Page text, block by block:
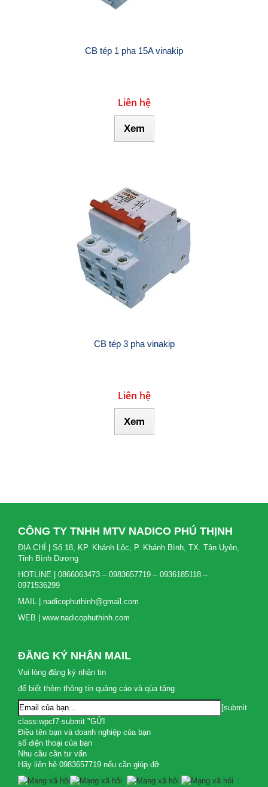
CB tép 1 pha 15A vinakip
Liên hệ
Xem
CB tép 3 pha vinakip
Liên hệ
Xem
CÔNG TY TNHH MTV NADICO PHÚ THỊNH
ĐỊA CHỈ | Số 18, KP. Khánh Lộc, P. Khánh Bình, TX. Tân Uyên,
Tỉnh Bình Dương
HOTLINE | 0866063473 – 0983657719 – 0936185118 –
0971536299
MAIL | nadicophuthinh@gmail.com
WEB | www.nadicophuthinh.com
ĐĂNG KÝ NHẬN MAIL
Vui lòng đăng ký nhận tin
để biết thêm thông tin quảng cáo và qùa tặng
[submit
class:wpcf7-submit "GỬI
Điều tên bạn và doanh nghiệp của bạn
số điện thoại của bạn
Nhu cầu cần tư vấn
Hãy liên hệ 0983657719 nếu cần giúp đỡ